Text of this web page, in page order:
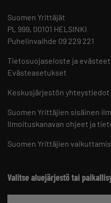
Suomen Yrittäjät
PL 999, 00101 HELSINKI
Puhelinvaihde 09 229 221
Tietosuojaseloste ja evästeet
Evästeasetukset
Keskusjärjestön
Suomen Yrittäjien sisäinen
Ilmoituskanavan ohjeet ja
Suomen Yrittäjien
Valitse aluejärjestö tai